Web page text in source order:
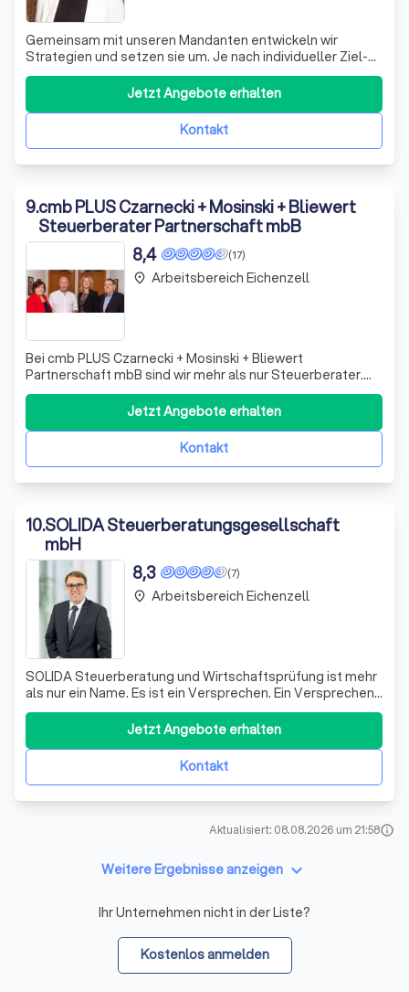
Gemeinsam mit unseren Mandanten entwickeln wir
Strate­gien und setzen sie um. Je nach indivi­dueller Ziel­
setzung erar­beiten wir auf Basis einer ein­gehenden
Situations­analyse unter Berück­sichti­gung recht­licher,
steuer­licher und betriebs­wirt­schaft­­licher Indikatoren
Konzepte auf Ihrem per
Kontakt
Jetzt Angebote erhalten
9.cmb PLUS Czarnecki + Mosinski + Bliewert
Steuerberater Partnerschaft mbB
(17)
8,4
Bei cmb PLUS Czarnecki + Mosinski + Bliewert
Partnerschaft mbB sind wir mehr als nur Steuerberater.
Wir sind Ihr vertrauenswürdiger Partner, der sich darauf
spezialisiert hat, komplexe steuerliche Prozesse für Sie
verständlich und nachvollziehbar zu gestalten. Unser
Ansatz ist es, uns auf die indivi
Kontakt
Jetzt Angebote erhalten
place Arbeitsbereich Eichenzell
10.SOLIDA Steuerberatungsgesellschaft
mbH
(7)
8,3
SOLIDA Steuerberatung und Wirtschaftsprüfung ist mehr
als nur ein Name. Es ist ein Versprechen. Ein Versprechen
für Solidarität und Zuverlässigkeit, das in unserem Namen
verankert ist. Mit Sitz in Neuhof sind wir Ihr
vertrauenswürdiger Partner in den Bereichen
Steuerberatung, Wirtschaftsprüfung und
Kontakt
Jetzt Angebote erhalten
place Arbeitsbereich Eichenzell
Aktualisiert: 08.08.2026 um 21:58info
Weitere Ergebnisse anzeigen keyboard_arrow_down
Ihr Unternehmen nicht in der Liste?
Kostenlos anmelden